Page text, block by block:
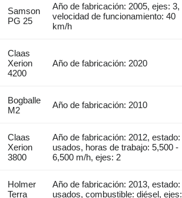
Samson
PG 25
Año de fabricación: 2005, ejes: 3,
velocidad de funcionamiento: 40
km/h
Claas
Xerion
4200
Año de fabricación: 2020
Bogballe
M2
Año de fabricación: 2010
Claas
Xerion
3800
Año de fabricación: 2012, estado:
usados, horas de trabajo: 5,500 -
6,500 m/h, ejes: 2
Holmer
Terra
Año de fabricación: 2013, estado:
usados, combustible: diésel, ejes: